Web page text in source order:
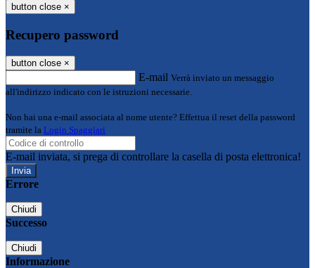
button close ×
Recupero password
button close ×
E-mail Verrà inviato un messaggio
all'indirizzo indicato con le istruzioni necessarie.
Non hai una e-mail associata al nome utente? Effettua il reset della password
tramite la Login Spaggiari
E-mail inviata, si prega di controllare la casella di posta elettronica!
Errore
Chiudi
Successo
Chiudi
Informazione